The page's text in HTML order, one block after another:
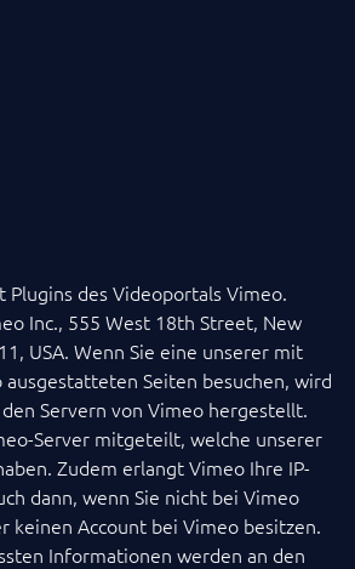
Plugins des Videoportals Vimeo.
Inc., 555 West 18th Street, New
USA. Wenn Sie eine unserer mit
Seiten besuchen, wird
Servern von Vimeo hergestellt.
Server mitgeteilt, welche unserer
Zudem erlangt Vimeo Ihre IP-
dann, wenn Sie nicht bei Vimeo
keinen Account bei Vimeo besitzen.
Informationen werden an den